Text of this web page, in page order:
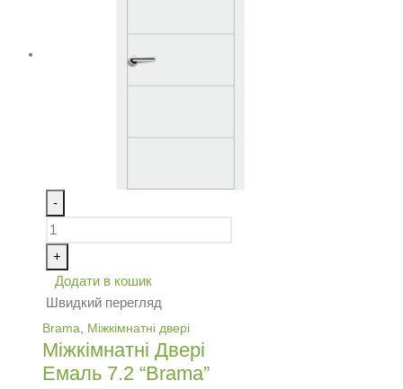
-
+
Додати в кошик
Швидкий перегляд
Brama Міжкімнатні двері
Міжкімнатні Двері
Емаль 7.2 “Brama”